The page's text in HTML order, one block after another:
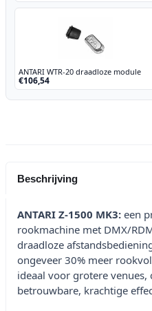
ANTARI WTR-20 draadloze module
€106,54
Beschrijving
ANTARI Z-1500 MK3: een
rookmachine met DMX/
draadloze
ongeveer 30% meer
ideaal voor grotere venues,
betrouwbare, krachtige